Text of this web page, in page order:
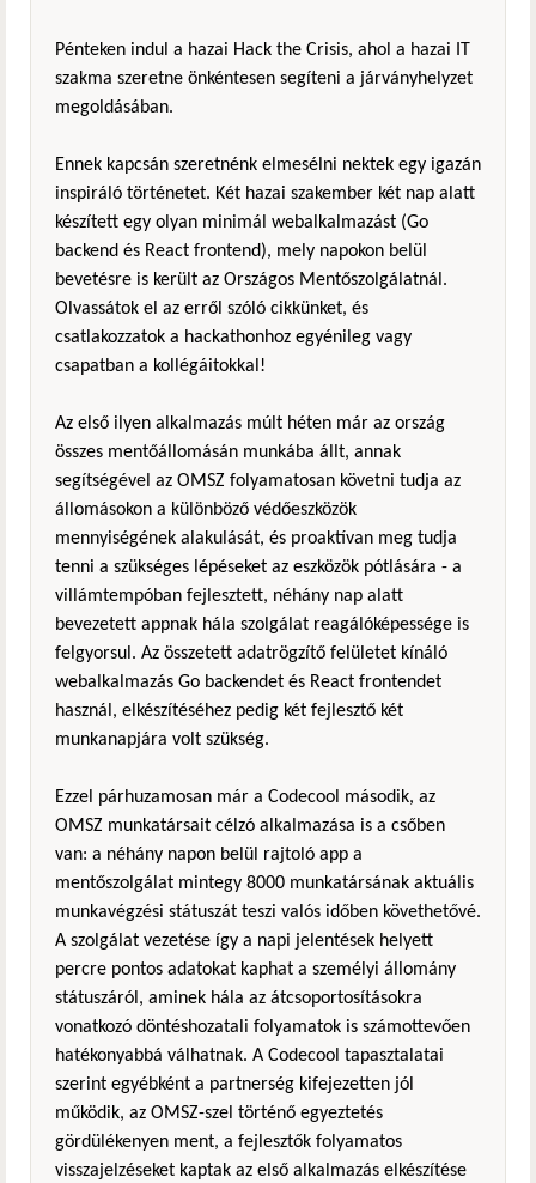
Pénteken indul a hazai Hack the Crisis, ahol a hazai IT
szakma szeretne önkéntesen segíteni a járványhelyzet
megoldásában.
Ennek kapcsán szeretnénk elmesélni nektek egy igazán
inspiráló történetet. Két hazai szakember két nap alatt
készített egy olyan minimál webalkalmazást (Go
backend és React frontend), mely napokon belül
bevetésre is került az Országos Mentőszolgálatnál.
Olvassátok el az erről szóló cikkünket, és
csatlakozzatok a hackathonhoz egyénileg vagy
csapatban a kollégáitokkal!
Az első ilyen alkalmazás múlt héten már az ország
összes mentőállomásán munkába állt, annak
segítségével az OMSZ folyamatosan követni tudja az
állomásokon a különböző védőeszközök
mennyiségének alakulását, és proaktívan meg tudja
tenni a szükséges lépéseket az eszközök pótlására - a
villámtempóban fejlesztett, néhány nap alatt
bevezetett appnak hála szolgálat reagálóképessége is
felgyorsul. Az összetett adatrögzítő felületet kínáló
webalkalmazás Go backendet és React frontendet
használ, elkészítéséhez pedig két fejlesztő két
munkanapjára volt szükség.
Ezzel párhuzamosan már a Codecool második, az
OMSZ munkatársait célzó alkalmazása is a csőben
van: a néhány napon belül rajtoló app a
mentőszolgálat mintegy 8000 munkatársának aktuális
munkavégzési státuszát teszi valós időben követhetővé.
A szolgálat vezetése így a napi jelentések helyett
percre pontos adatokat kaphat a személyi állomány
státuszáról, aminek hála az átcsoportosításokra
vonatkozó döntéshozatali folyamatok is számottevően
hatékonyabbá válhatnak. A Codecool tapasztalatai
szerint egyébként a partnerség kifejezetten jól
működik, az OMSZ-szel történő egyeztetés
gördülékenyen ment, a fejlesztők folyamatos
visszajelzéseket kaptak az első alkalmazás elkészítése